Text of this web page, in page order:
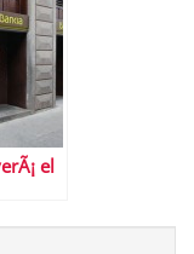
el
su